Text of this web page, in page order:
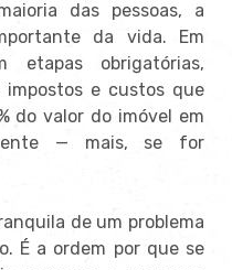
das pessoas, a
da vida. Em
etapas obrigatórias,
impostos e custos que
do valor do imóvel em
— mais, se for
de um problema
É a ordem por que se